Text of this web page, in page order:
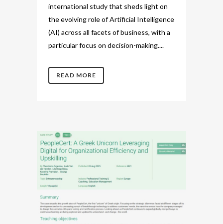
international study that sheds light on
the evolving role of Artificial Intelligence
(AI) across all facets of business, with a
particular focus on decision-making....
READ MORE